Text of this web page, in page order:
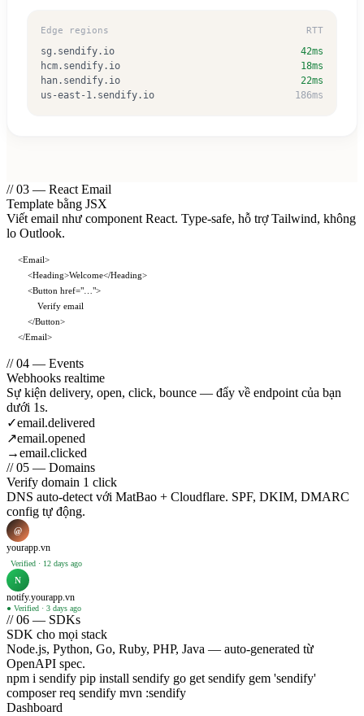
Edge regions RTT
sg.sendify.io
42ms
hcm.sendify.io
18ms
han.sendify.io
22ms
us-east-1.sendify.io
186ms
// 03 — React Email
Template bằng JSX
Viết email như component React. Type-safe, hỗ trợ Tailwind, không
lo Outlook.
<Email>
<Heading>Welcome</Heading>
<Button href="…">
Verify email
</Button>
</Email>
// 04 — Events
Webhooks realtime
Sự kiện delivery, open, click, bounce — đẩy về endpoint của bạn
dưới 1s.
✓email.delivered
↗email.opened
→email.clicked
// 05 — Domains
Verify domain 1 click
DNS auto-detect với MatBao + Cloudflare. SPF, DKIM, DMARC
config tự động.
@
yourapp.vn
Verified · 12 days ago
N
notify.yourapp.vn
● Verified · 3 days ago
// 06 — SDKs
SDK cho mọi stack
Node.js, Python, Go, Ruby, PHP, Java — auto-generated từ
OpenAPI spec.
npm i sendify pip install sendify go get sendify gem 'sendify'
composer req sendify mvn :sendify
Dashboard